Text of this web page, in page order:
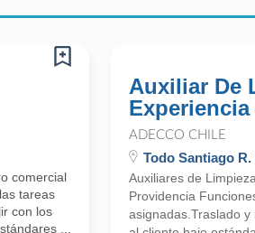
comercial
tareas
con los
...
Auxiliar De
ADECCO CHILE
Todo Santiago R.
Auxiliares de
Providencia
asignadas.Traslado